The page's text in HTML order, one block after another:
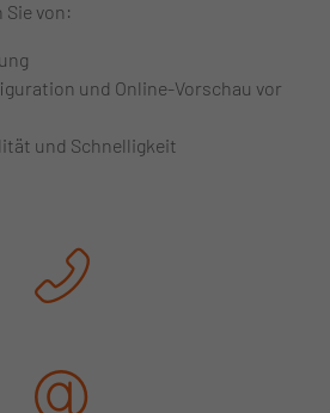
von:
und Online-Vorschau vor
und Schnelligkeit